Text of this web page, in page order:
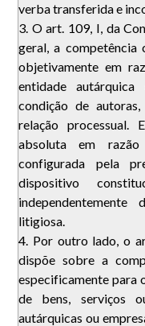
verba transferida e
3. O art. 109, I, da
geral, a competência
objetivamente em
entidade
condição de
relação processual.
absoluta em razão
configurada pela
dispositivo
litigiosa.
4. Por outro lado, o
dispõe sobre a
especificamente para
de bens, serviços
autárquicas ou